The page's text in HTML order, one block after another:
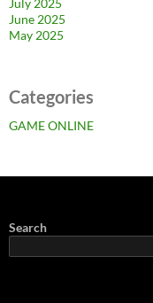
July 2025
June 2025
May 2025
Categories
GAME ONLINE
Search